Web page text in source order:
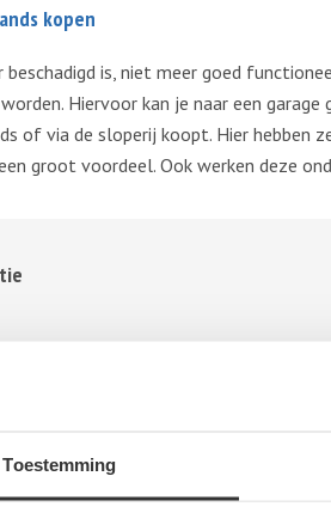
Toestemming
kopen
is, niet meer goed
Hiervoor kan je naar een
of via de sloperij koopt. Hier hebben
groot voordeel. Ook werken deze